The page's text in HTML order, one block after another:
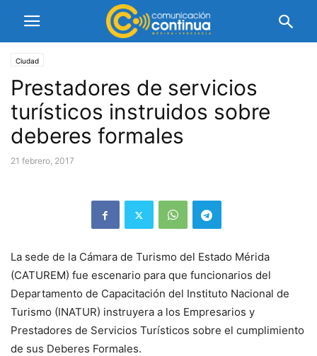
Ciudad
Prestadores de servicios
turísticos instruidos sobre
deberes formales
21 febrero, 2017
La sede de la Cámara de Turismo del Estado Mérida
(CATUREM) fue escenario para que funcionarios del
Departamento de Capacitación del Instituto Nacional de
Turismo (INATUR) instruyera a los Empresarios y
Prestadores de Servicios Turísticos sobre el cumplimiento
de sus Deberes Formales.